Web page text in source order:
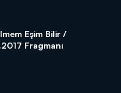
Eşim Bilir /
20.08.2017 Fragmanı